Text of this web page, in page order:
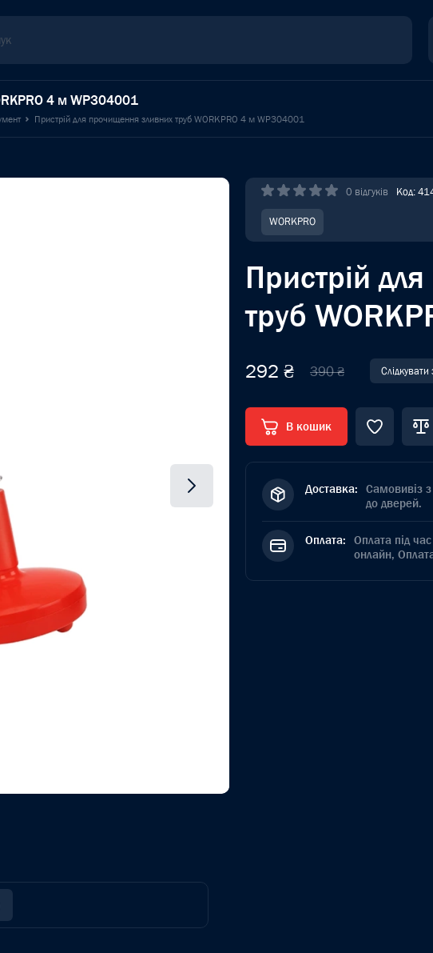
4 м WP304001
Пристрій для прочищення зливних труб WORKPRO 4 м WP304001
0 відгуків Код:
WORKPRO
Пристрій
труб
292 ₴ 390 ₴
В кошик
Доставка: Самовивіз
до дверей.
Оплата: Оплата під
онлайн,